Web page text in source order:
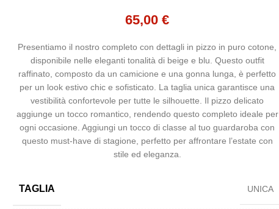
65,00€
Presentiamo il nostro completo con dettagli in pizzo in puro cotone,
disponibile nelle eleganti tonalità di beige e blu. Questo outfit
raffinato, composto da un camicione e una gonna lunga, è perfetto
per un look estivo chic e sofisticato. La taglia unica garantisce una
vestibilità confortevole per tutte le silhouette. Il pizzo delicato
aggiunge un tocco romantico, rendendo questo completo ideale per
ogni occasione. Aggiungi un tocco di classe al tuo guardaroba con
questo must-have di stagione, perfetto per affrontare l’estate con
stile ed eleganza.
TAGLIA UNICA